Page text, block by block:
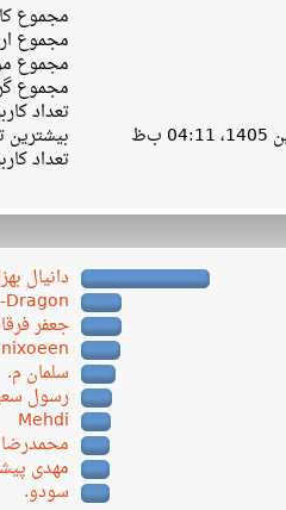
مجموع
مجموع
مجموع
مجموع
تعداد
بیشترین
تعداد
دانیال
Dragon-
جعفر
nixoeen
سلمان م.
رسول
Mehdi
مهدی
سودو.